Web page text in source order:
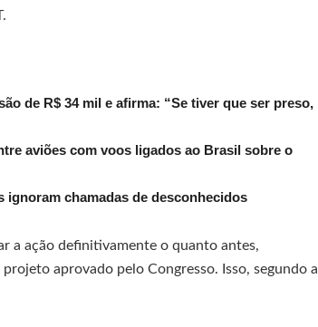
de R$ 34 mil e afirma: “Se tiver que ser preso,
aviões com voos ligados ao Brasil sobre o
ignoram chamadas de desconhecidos
a ação definitivamente o quanto antes,
aprovado pelo Congresso. Isso, segundo a